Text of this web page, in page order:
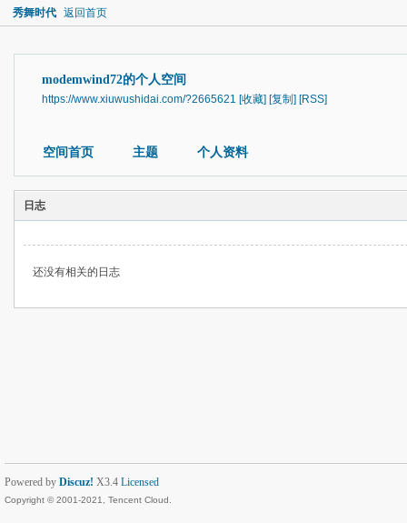
秀舞时代 返回首页
modemwind72的个人空间
https://www.xiuwushidai.com/?2665621 [收藏] [复制] [RSS]
空间首页 主题 个人资料
日志
还没有相关的日志
Powered by Discuz! X3.4 Licensed
Copyright © 2001-2021, Tencent Cloud.